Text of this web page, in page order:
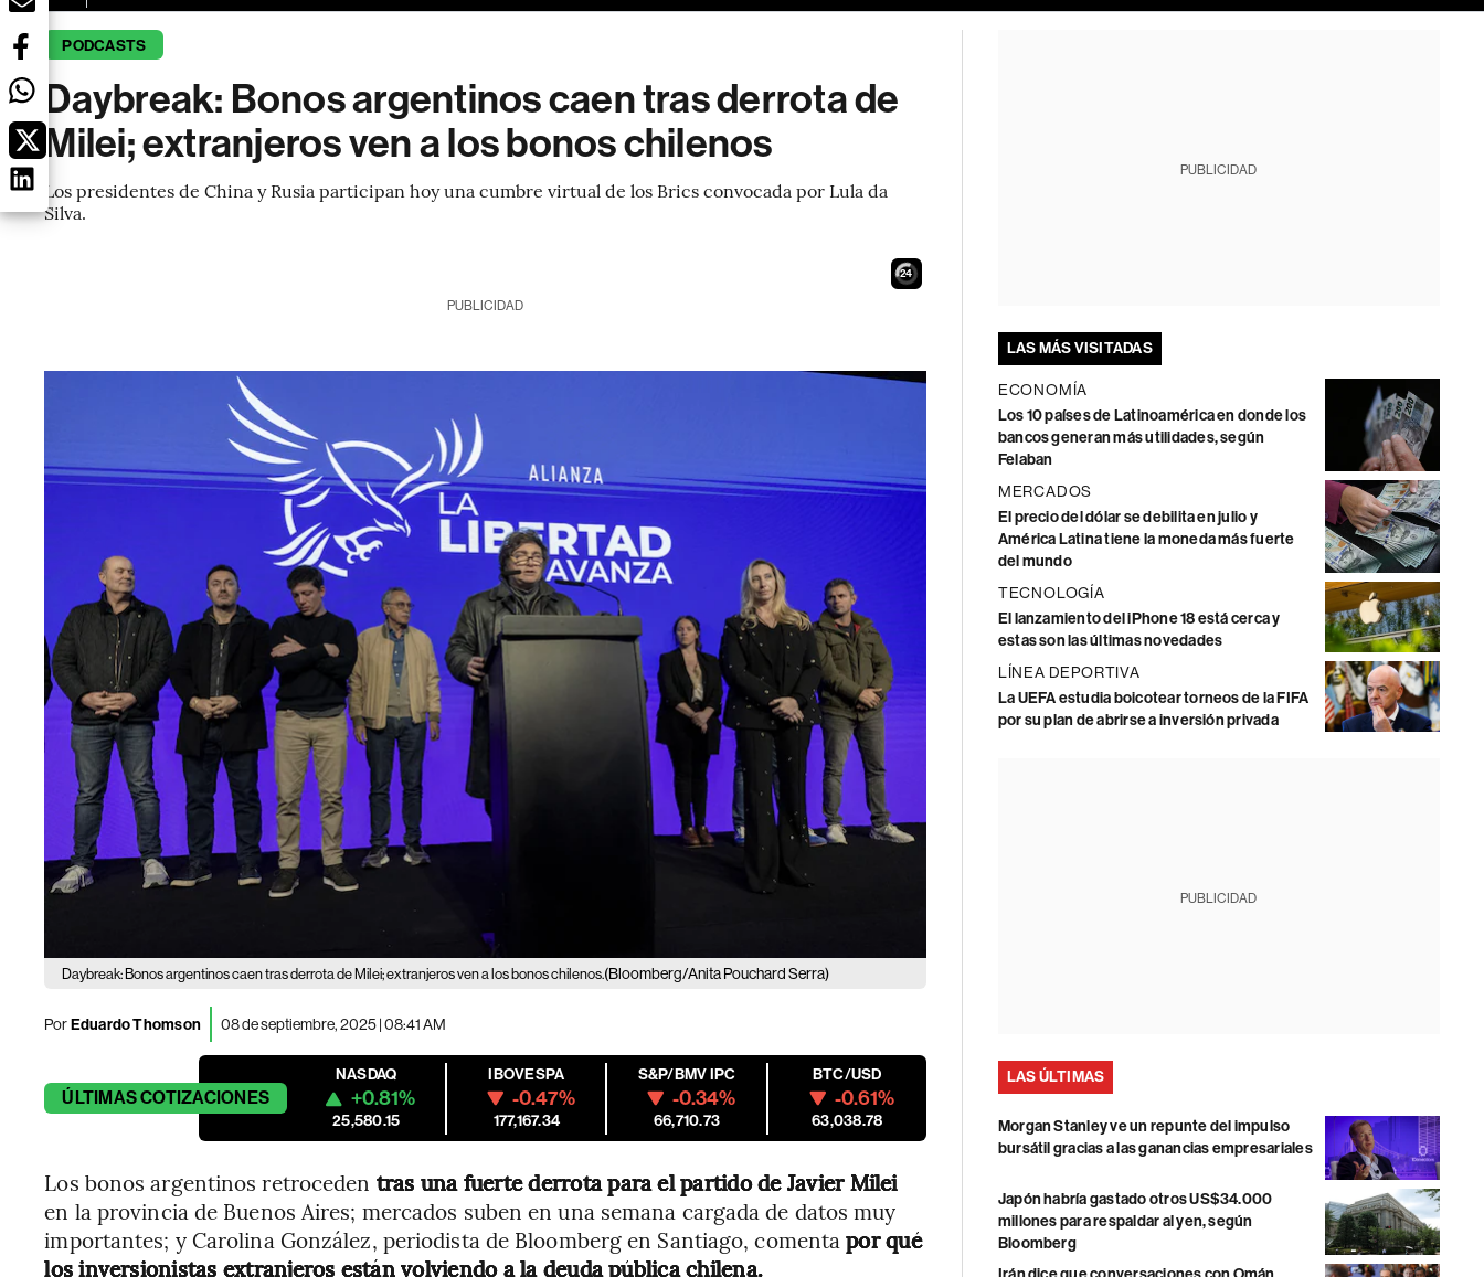
PODCASTS
Daybreak: Bonos argentinos caen tras derrota de
Milei; extranjeros ven a los bonos chilenos
Los presidentes de China y Rusia participan hoy una cumbre virtual de los Brics convocada por Lula da
Silva.
23
PUBLICIDAD
Daybreak: Bonos argentinos caen tras derrota de Milei; extranjeros ven a los bonos chilenos.(Bloomberg/Anita Pouchard Serra)
PorEduardo Thomson 08 de septiembre, 2025 | 08:41 AM
ÚLTIMASCOTIZACIONES
NASDAQ
+0.81%
25,580.15
IBOVESPA
-0.47%
177,167.34
S&P/BMV IPC
-0.34%
66,710.73
BTC/USD
-0.61%
63,038.78
Los bonos argentinos retroceden tras una fuerte derrota para el partido de Javier Milei
en la provincia de Buenos Aires; mercados suben en una semana cargada de datos muy
importantes; y Carolina González, periodista de Bloomberg en Santiago, comentapor qué
los inversionistas extranjeros están volviendo a la deuda pública chilena.
PUBLICIDAD
LAS MÁS VISITADAS
ECONOMÍA
Los 10 países de Latinoamérica en donde los
bancos generan más utilidades, según
Felaban
MERCADOS
El precio del dólar se debilita en julio y
América Latina tiene la moneda más fuerte
del mundo
TECNOLOGÍA
El lanzamiento del iPhone 18 está cerca y
estas son las últimas novedades
LÍNEA DEPORTIVA
La UEFA estudia boicotear torneos de la FIFA
por su plan de abrirse a inversión privada
PUBLICIDAD
LAS ÚLTIMAS
Morgan Stanley ve un repunte del impulso
bursátil gracias a las ganancias empresariales
Japón habría gastado otros US$34.000
millones para respaldar al yen, según
Bloomberg